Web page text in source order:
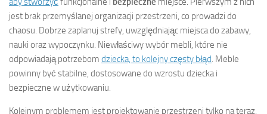
jest brak przemyślanej organizacji przestrzeni, co prowadzi do
chaosu. Dobrze zaplanuj strefy, uwzględniając miejsca do zabawy,
nauki oraz wypoczynku. Niewłaściwy wybór mebli, które nie
odpowiadają potrzebom dziecka, to kolejny częsty błąd. Meble
powinny być stabilne, dostosowane do wzrostu dziecka i
bezpieczne w użytkowaniu.
Kolejnym problemem jest projektowanie przestrzeni tylko na teraz,